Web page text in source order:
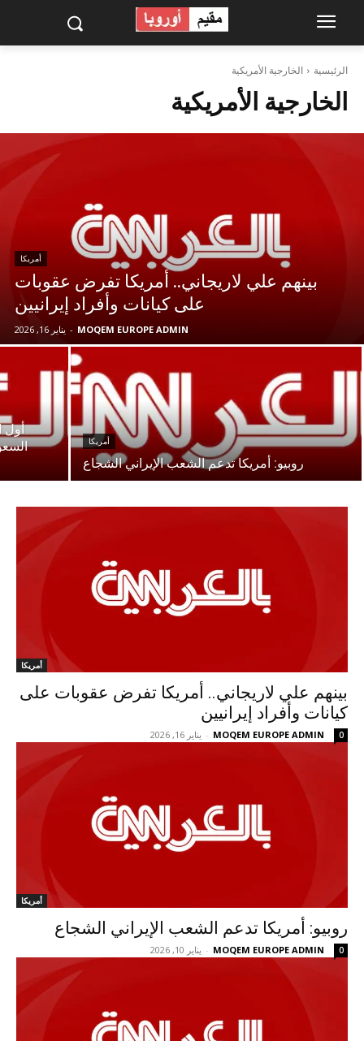
الرئيسية الخارجية الأمريكية
الخارجية الأمريكية
أمريكا
بينهم علي لاريجاني.. أمريكا تفرض عقوبات
على كيانات وأفراد إيرانيين
MOQEM EUROPE ADMIN
- يناير 16, 2026
أمريكا
روبيو: أمريكا تدعم الشعب الإيراني الشجاع
أول
أمريكا
بينهم علي لاريجاني.. أمريكا تفرض عقوبات على
كيانات وأفراد إيرانيين
MOQEM EUROPE ADMIN
- يناير 16, 2026 0
أمريكا
روبيو: أمريكا تدعم الشعب الإيراني الشجاع
MOQEM EUROPE ADMIN
- يناير 10, 2026 0